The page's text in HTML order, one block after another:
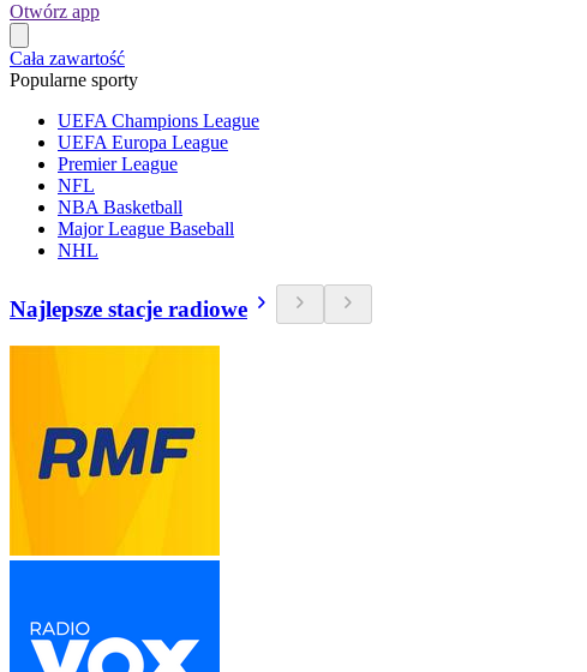
Otwórz app
Cała zawartość
Popularne sporty
UEFA Champions League
UEFA Europa League
Premier League
NFL
NBA Basketball
Major League Baseball
NHL
Najlepsze stacje radiowe